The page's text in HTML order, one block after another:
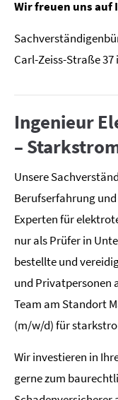
Wir freuen uns auf
Carl-Zeiss-Straße 37
Ingenieur
–
Unsere
Berufserfahrung
Experten für
nur als Prüfer in
bestellte und
und Privatpersonen
Team am Standort
(m/w/d) für
Wir investieren in
gerne zum